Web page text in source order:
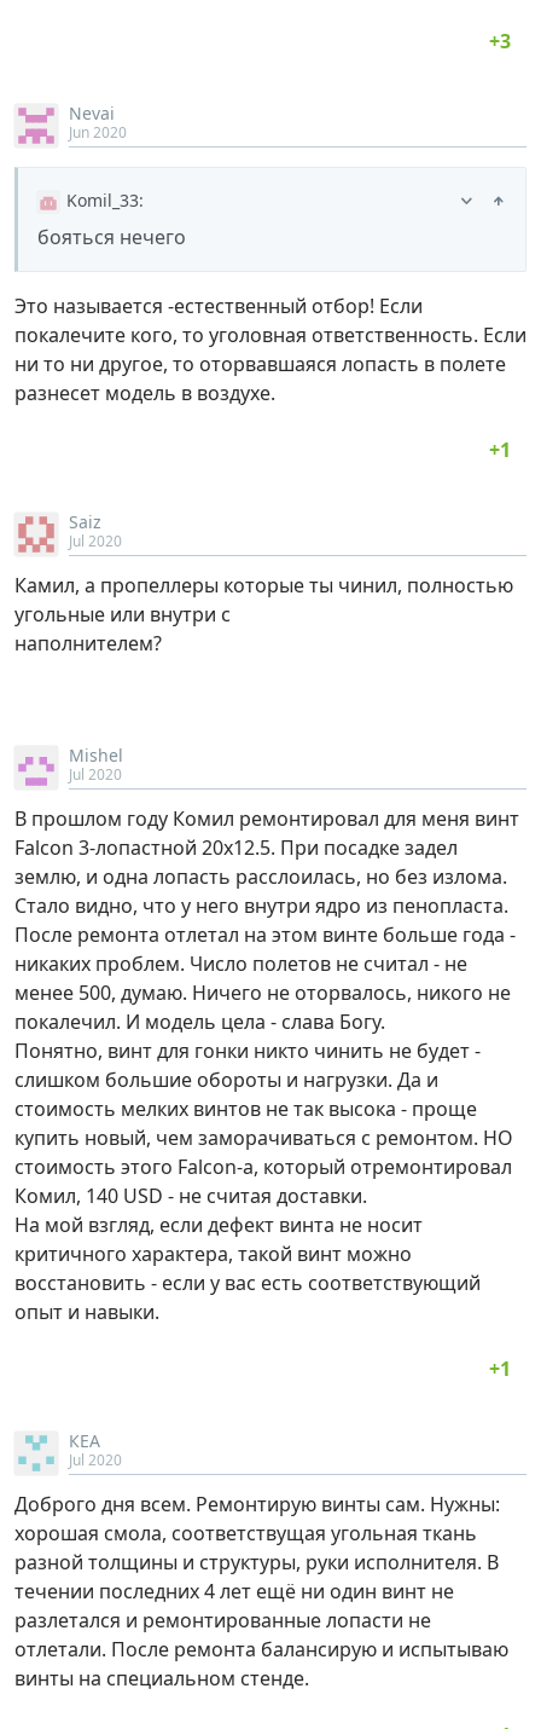
Nevai
Jun 2020
Komil_33:
бояться нечего
Это называется -естественный отбор! Если
покалечите кого, то уголовная ответственность. Если
ни то ни другое, то оторвавшаяся лопасть в полете
разнесет модель в воздухе.
Saiz
Jul 2020
Камил, а пропеллеры которые ты чинил, полностью
угольные или внутри с
наполнителем?
Mishel
Jul 2020
В прошлом году Комил ремонтировал для меня винт
Falcon 3-лопастной 20х12.5. При посадке задел
землю, и одна лопасть расслоилась, но без излома.
Стало видно, что у него внутри ядро из пенопласта.
После ремонта отлетал на этом винте больше года -
никаких проблем. Число полетов не считал - не
менее 500, думаю. Ничего не оторвалось, никого не
покалечил. И модель цела - слава Богу.
Понятно, винт для гонки никто чинить не будет -
слишком большие обороты и нагрузки. Да и
стоимость мелких винтов не так высока - проще
купить новый, чем заморачиваться с ремонтом. НО
стоимость этого Falcon-а, который отремонтировал
Комил, 140 USD - не считая доставки.
На мой взгляд, если дефект винта не носит
критичного характера, такой винт можно
восстановить - если у вас есть соответствующий
опыт и навыки.
КЕА
Jul 2020
Доброго дня всем. Ремонтирую винты сам. Нужны:
хорошая смола, соответствущая угольная ткань
разной толщины и структуры, руки исполнителя. В
течении последних 4 лет ещё ни один винт не
разлетался и ремонтированные лопасти не
отлетали. После ремонта балансирую и испытываю
винты на специальном стенде.